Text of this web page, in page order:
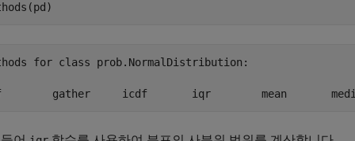
for class prob.NormalDistribution: